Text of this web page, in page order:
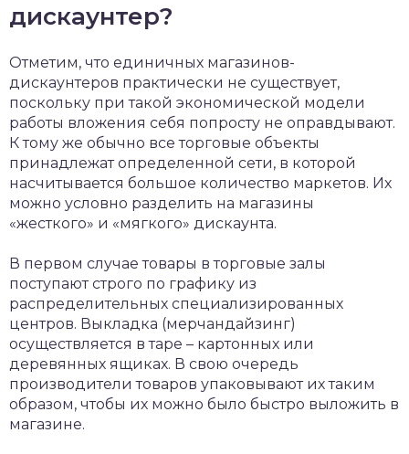
дискаунтер?
Отметим, что единичных магазинов-
дискаунтеров практически не существует,
поскольку при такой экономической модели
работы вложения себя попросту не оправдывают.
К тому же обычно все торговые объекты
принадлежат определенной сети, в которой
насчитывается большое количество маркетов. Их
можно условно разделить на магазины
«жесткого» и «мягкого» дискаунта.
В первом случае товары в торговые залы
поступают строго по графику из
распределительных специализированных
центров. Выкладка (мерчандайзинг)
осуществляется в таре – картонных или
деревянных ящиках. В свою очередь
производители товаров упаковывают их таким
образом, чтобы их можно было быстро выложить в
магазине.